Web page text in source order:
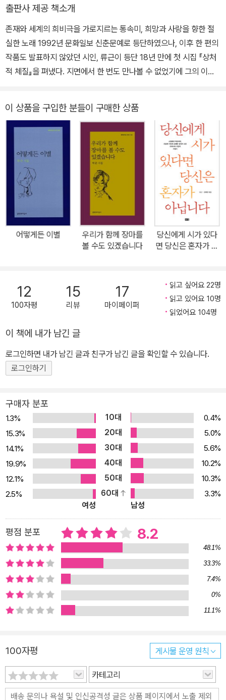
2016년 두 번째 시집 『어떻게든 이별』을 출간했다. 산문집 『함부로
사랑에 속아주는 버릇』『사랑이 다시 내게 말을 거네』, 카툰 픽션(스
토리툰) 『싸나희 순정』, 공동으로 엮은 한국 서정시선집 『당신에게
시가 있다면 당신은 혼자가 아닙니다』를 세상에 내놨다.
출판사 제공 책소개
존재와 세계의 희비극을 가로지르는 통속미, 희망과 사랑을 향한 절
실한 노래 1992년 문화일보 신춘문예로 등단하였으나, 이후 한 편의
작품도 발표하지 않았던 시인, 류근이 등단 18년 만에 첫 시집 『상처
적 체질』을 펴냈다. 지면에서 한 번도 만나볼 수 없었기에 그의 이름
원래 그가 쓴 시였다. 그러나 이번 시집엔 익숙한 그 노랫말은 물론이
고, 그를 문단에 들어서게 한 신춘문예 당선작도 실리지 않았다. 시인
은 그렇게 세상에 한 번도 그 모습을 드러내지 않은 시 70편을 담은
한 권의 시집으로 처음, 독자들을 만난다. 그러나 독자들은 금세 알아
차릴 것이다. 자신의 가슴이 익숙한 감정으로 두근거린다는 것을. 아
무리 어려운 책을 읽고 심도 있는 생각을 하더라도 어디선가 흘러나
오는 노랫말이 더욱 가슴을 치고 갔던 경험을 누구나 한번쯤은 해보
았을 것이다. 체질적으로 약해서 조금만 건드려도 울컥, 마음이 흔들
리는 부분은 누구에게나 있을 테니까 말이다. 잊고 있거나 감추어둘
수는 있지만 부정할 수 없는 그런 것. 제목에서 느껴지는 것처럼, 류근
자에 의해 가감될 수 없는 고유한 것이므로 철저히 단독자의 형식이
지만, 체질이 비슷한 우리는, 타인의 상처에서 나의 상처를 보게 된다.
“모든 슬픔은 함부로 눈이 마주치는 순간/삼류가” 되고, 하여 “내 슬
이 고백이 힘을 가지는 것은 바로 이런 이유일 것이다. 그의 시에서
‘통속(通俗)’의 의미를 되새겨보게 되는 것도 그 때문이다. “클래식
과 정통의 지위에서 늘 미끄러지고 추방될 수밖에 없는 주변부의 삶
속하며 일반 대중에게 쉽게 통할 수 있는 일”이라는 새로운 의미로 이
미 굳어져버렸지만, 정말 그것뿐일까? 이번 시집의 해설을 맡은 문학
평론가 최현식은 “저속한 흥미와 취미 위주의 행동과 정서를 일컫는,
아니 비꼬고 야유하는 말로 흘러온” 통속이라는 말은 거의 예외 없이
비극이나 희극 어느 한쪽으로 기울지 않고, 누구나 견디고 즐길 만한
‘달콤 쌉싸름한’ 희비극을 연출하는데, 류근의 첫 시집 『상처적 체질』
이 바로 이런 “통속성의 전면화와 이것의 지연적(遲延的) 잠재화를
통해 존재와 세계의 희비극을 가로지르고 있다”고 역설한다. “이런
망과 패배의 서글픈 유희가 아니라 희망과 사랑의 절실한 되찾음에
가깝다”는 것이다. 하여 시인에게 “통속미는 가장 진지하고도 가장
가볍게 타자와 새로운 세계를 향해 스며드는 일종의 방법적 사랑”이
라 할 수 있다. 최현식은 또한 “과연 유희의 대상이지만 삶의 모델이
어서는 안 된다는 금지의 냉랭함은 우리들에게 통속의 추악성을 부단
히 증강시켜왔다”고 지적하고, “최근 통속성이 위반의 상상력을 실현
이”라고 설파한다. 그리고 이러한 위반의 상상력을 이 시집의 서시인
「달나라」를 통해 보여준다. “추와 통속을 세계의 파괴와 절멸에 접속
시키는 대신 열락과 통합의 원리로 전유한다는 것, 그것을 비정상적
이며 병리적인 포르노그래피로 은유한다는 것은 무엇보다 기존의 세
이 상품을 구입한 분들이 구매한 상품
어떻게든 이별
우리가 함께 장마를
볼 수도 있겠습니다
당신에게 시가 있다
면 당신은 혼자가 아
12
100자평
15
리뷰
17
마이페이퍼
읽고 싶어요 22명
읽고 있어요 10명
읽었어요 104명
이 책에 내가 남긴 글
로그인하면 내가 남긴 글과 친구가 남긴 글을 확인할 수 있습니다.
로그인하기
구매자 분포
1.3% 10대
0.4%
15.3%
20대
5.0%
14.1%
30대
5.6%
19.9%
40대
10.2%
12.1%
50대
10.3%
2.5%
60대
3.3%
여성
남성
평점 분포 8.2
48.1%
33.3%
7.4%
0%
11.1%
100자평 게시물 운영 원칙
카테고리